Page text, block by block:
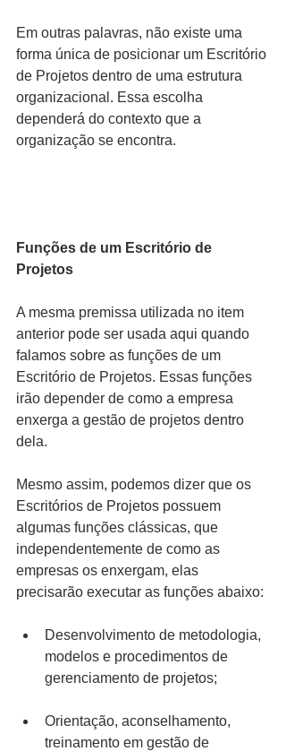
Em outras palavras, não existe uma
forma única de posicionar um Escritório
de Projetos dentro de uma estrutura
organizacional. Essa escolha
dependerá do contexto que a
organização se encontra.
Funções de um Escritório de
Projetos
A mesma premissa utilizada no item
anterior pode ser usada aqui quando
falamos sobre as funções de um
Escritório de Projetos. Essas funções
irão depender de como a empresa
enxerga a gestão de projetos dentro
dela.
Mesmo assim, podemos dizer que os
Escritórios de Projetos possuem
algumas funções clássicas, que
independentemente de como as
empresas os enxergam, elas
precisarão executar as funções abaixo:
Desenvolvimento de metodologia,
modelos e procedimentos de
gerenciamento de projetos;
Orientação, aconselhamento,
treinamento em gestão de